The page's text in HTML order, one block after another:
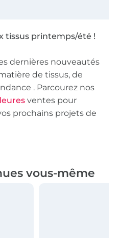
tissus printemps/été !
dernières nouveautés
de tissus, de
. Parcourez nos
ventes pour
prochains projets de
vous-même